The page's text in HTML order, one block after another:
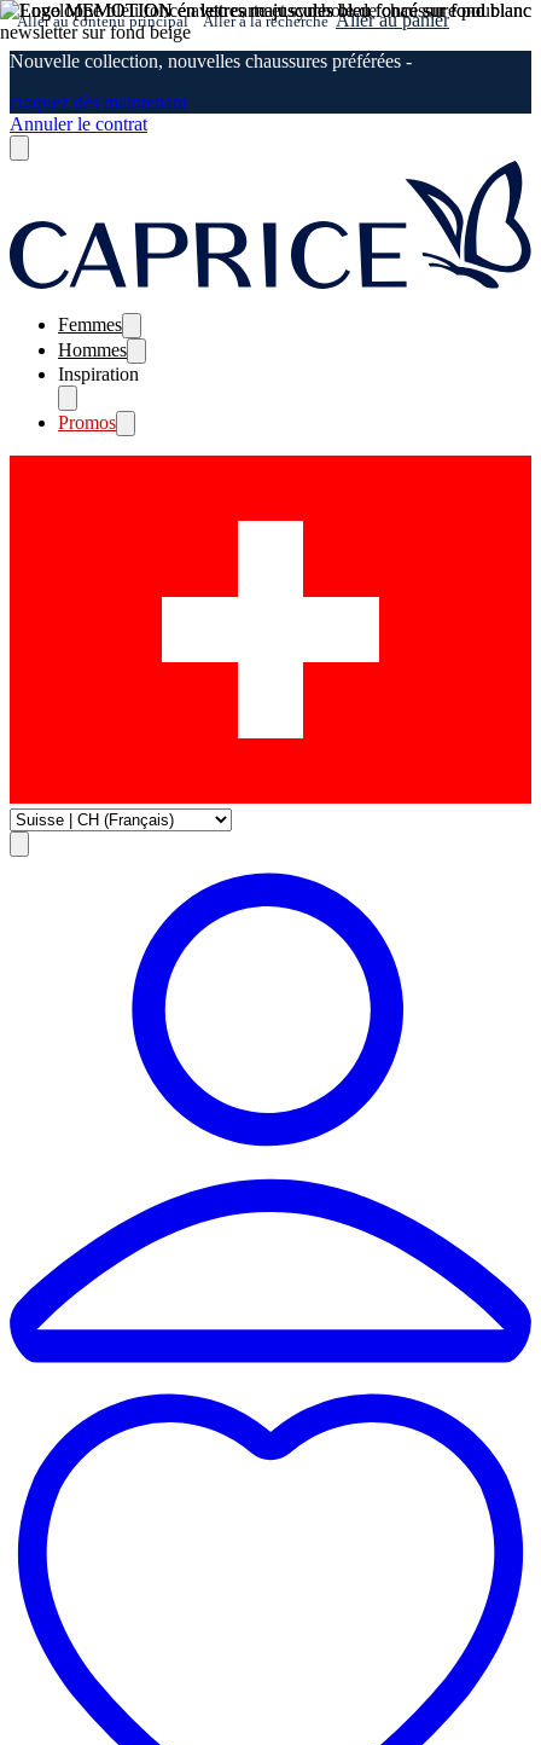
Aller au contenu principal Aller à la recherche Aller au panier
Nouvelle collection, nouvelles chaussures préférées -
craquez dès maintenant
Annuler le contrat
Femmes
Hommes
Inspiration
Promos